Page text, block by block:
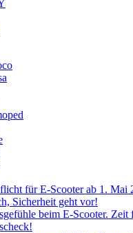
für E-Scooter ab 1. Mai
Sicherheit geht vor!
beim E-Scooter. Zeit